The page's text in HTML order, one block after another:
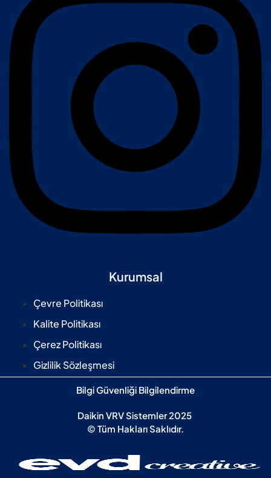
Kurumsal
Çevre Politikası
Kalite Politikası
Çerez Politikası
Gizlilik Sözleşmesi
Bilgi Güvenliği Bilgilendirme
Daikin VRV Sistemler 2025
© Tüm Hakları Saklıdır.